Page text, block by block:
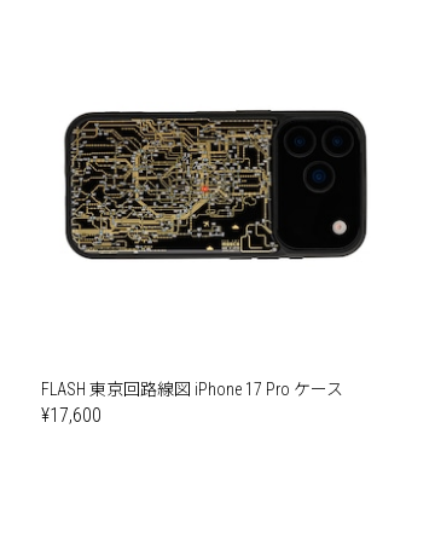
FLASH 東京回路線図 iPhone 17 Pro ケース
¥17,600